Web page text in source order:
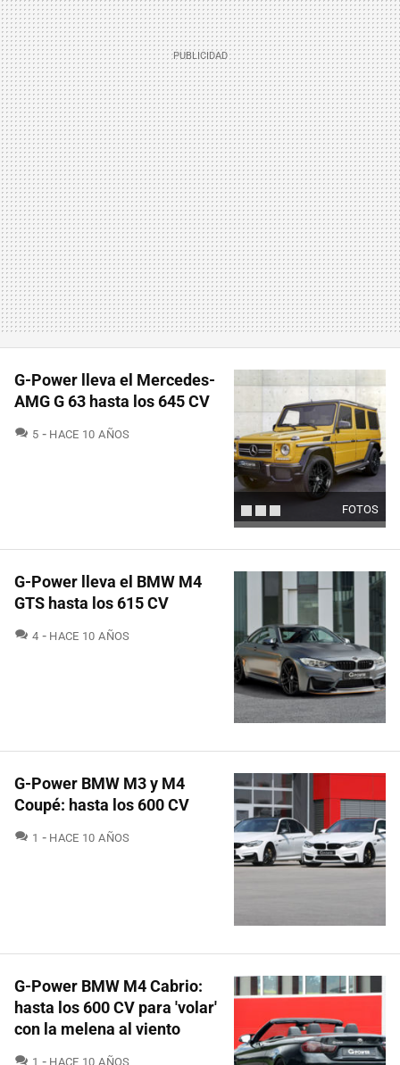
FOTOS
G-Power lleva el Mercedes-
AMG G 63 hasta los 645 CV
5 COMENTARIOS
HACE 10 AÑOS
G-Power lleva el BMW M4
GTS hasta los 615 CV
4 COMENTARIOS
HACE 10 AÑOS
G-Power BMW M3 y M4
Coupé: hasta los 600 CV
1 COMENTARIOS
HACE 10 AÑOS
G-Power BMW M4 Cabrio:
hasta los 600 CV para 'volar'
con la melena al viento
1 COMENTARIOS
HACE 10 AÑOS